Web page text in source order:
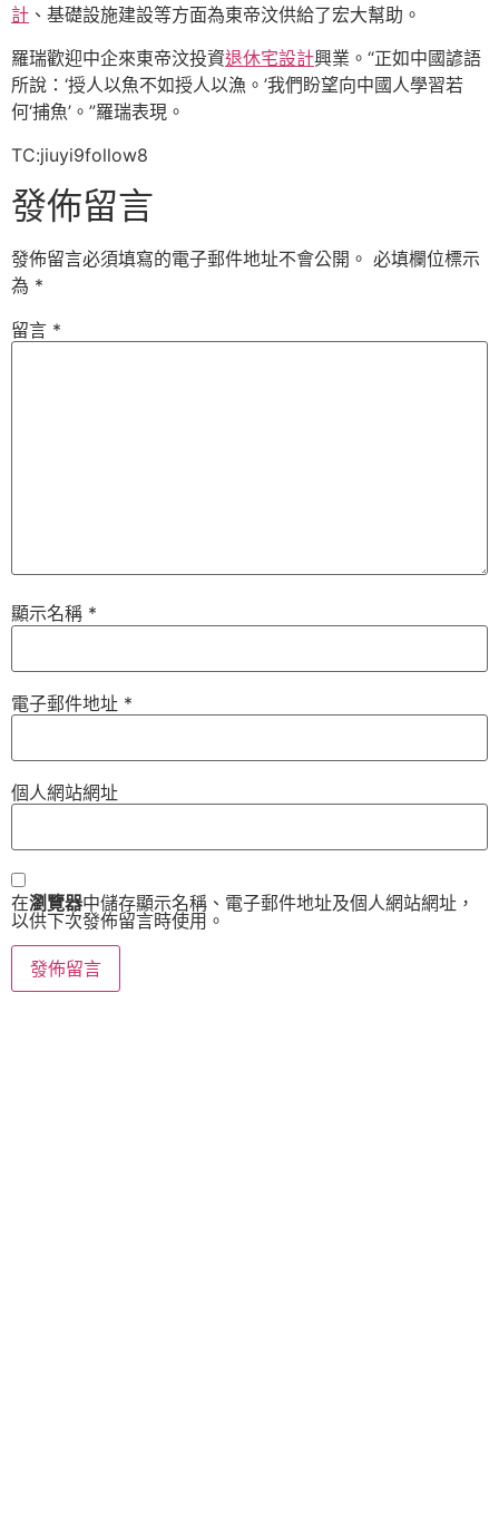
計 、基礎設施建設等方面為東帝汶供給了宏大幫助。
羅瑞歡迎中企來東帝汶投資退休宅設計興業。“正如中國諺語
所說：‘授人以魚不如授人以漁。’我們盼望向中國人學習若
何‘捕魚’。”羅瑞表現。
TC:jiuyi9follow8
發佈留言
發佈留言必須填寫的電子郵件地址不會公開。 必填欄位標示
為 *
留言 *
顯示名稱 *
電子郵件地址 *
個人網站網址
在瀏覽器中儲存顯示名稱、電子郵件地址及個人網站網址，
以供下次發佈留言時使用。